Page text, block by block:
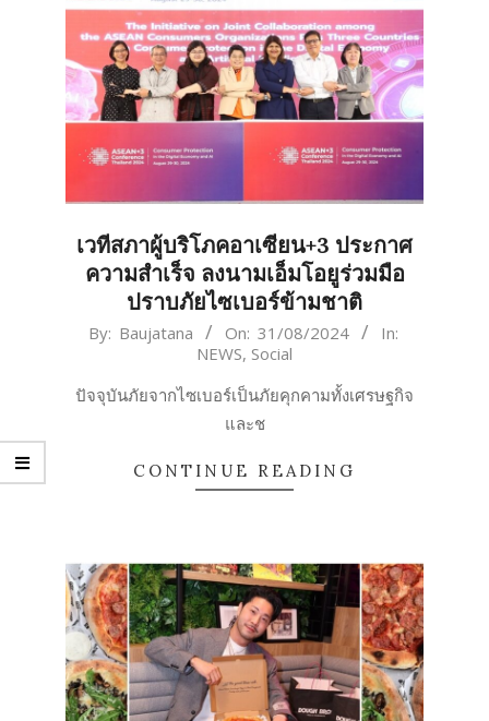
เวทีสภาผู้บริโภคอาเซียน+3 ประกาศ
ความสำเร็จ ลงนามเอ็มโอยูร่วมมือ
ปราบภัยไซเบอร์ข้ามชาติ
2024-
31
By: Baujatana On: 31/08/2024
In:
NEWS, Social
ปัจจุบันภัยจากไซเบอร์เป็นภัยคุกคามทั้งเศรษฐกิจ
และช
CONTINUE READING